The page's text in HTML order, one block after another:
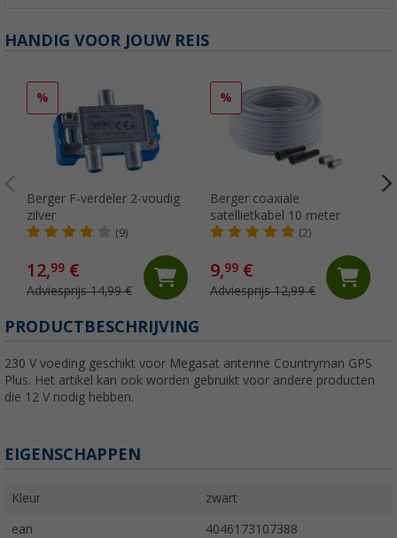
HANDIG VOOR JOUW REIS
%
Berger F-verdeler 2-voudig
zilver
(9)
12,99 €
Adviesprijs 14,99 €
%
Berger coaxiale
satellietkabel 10 meter
(2)
9,99€
Adviesprijs 12,99 €
PRODUCTBESCHRIJVING
230 V voeding geschikt voor Megasat antenne Countryman GPS
Plus. Het artikel kan ook worden gebruikt voor andere producten
die 12 V nodig hebben.
EIGENSCHAPPEN
Kleur zwart
ean 4046173107388